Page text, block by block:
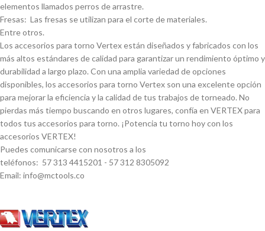
elementos llamados perros de arrastre.
Fresas: Las fresas se utilizan para el corte de materiales.
Entre otros.
Los accesorios para torno Vertex están diseñados y fabricados con los
más altos estándares de calidad para garantizar un rendimiento óptimo y
durabilidad a largo plazo. Con una amplia variedad de opciones
disponibles, los accesorios para torno Vertex son una excelente opción
para mejorar la eficiencia y la calidad de tus trabajos de torneado. No
pierdas más tiempo buscando en otros lugares, confí­a en VERTEX para
todos tus accesorios para torno. ¡Potencia tu torno hoy con los
accesorios VERTEX!
Puedes comunicarse con nosotros a los
teléfonos: 57 313 4415201 - 57 312 8305092
Email: info@mctools.co